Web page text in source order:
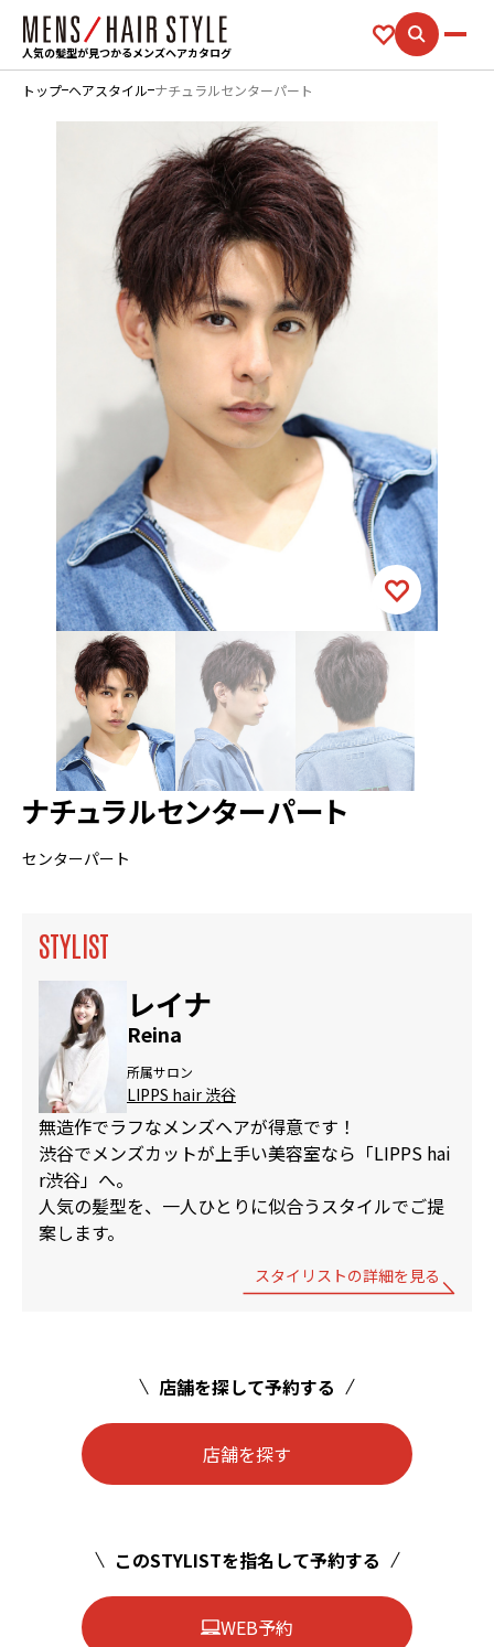
人気の髪型が見つかるメンズヘアカタログ
トップ ヘアスタイル ナチュラルセンターパート
ナチュラルセンターパート
センターパート
STYLIST
レイナ
Reina
所属サロン
LIPPS hair 渋谷
無造作でラフなメンズヘアが得意です！
渋谷でメンズカットが上手い美容室なら「LIPPS hai
r渋谷」へ。
人気の髪型を、一人ひとりに似合うスタイルでご提
案します。
スタイリストの詳細を見る
店舗を探して予約する
店舗を探す
このSTYLISTを指名して予約する
WEB予約